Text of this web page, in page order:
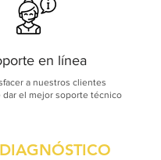
en línea
a nuestros clientes
dar el mejor soporte técnico
DIAGNÓSTICO